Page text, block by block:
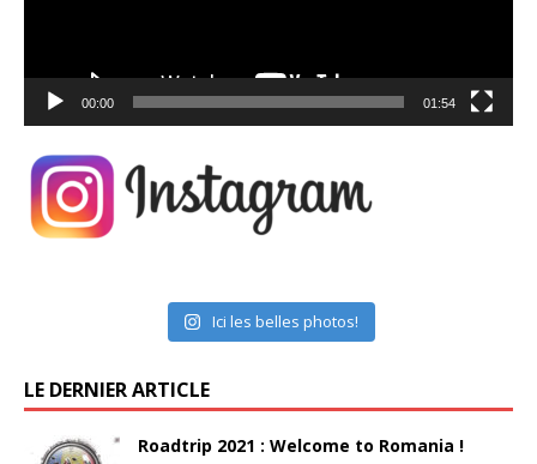
00:00 01:54
Ici les belles photos!
LE DERNIER ARTICLE
Roadtrip 2021 : Welcome to Romania !